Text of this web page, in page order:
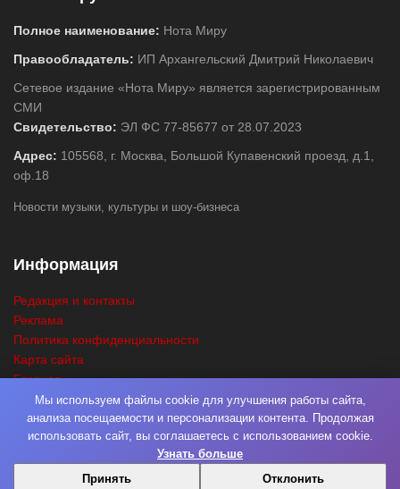
Полное наименование: Нота Миру
Правообладатель: ИП Архангельский Дмитрий Николаевич
Сетевое издание «Нота Миру» является зарегистрированным
СМИ
Свидетельство: ЭЛ ФС 77-85677 от 28.07.2023
Адрес: 105568, г. Москва, Большой Купавенский проезд, д.1,
оф.18
Новости музыки, культуры и шоу-бизнеса
Информация
Редакция и контакты
Реклама
Политика конфиденциальности
Карта сайта
Главная
Поиск
© 2026Нота Миру. РазработкаФабрика Медиа Мьюзик. Все права
Мы используем файлы cookie для улучшения работы сайта,
анализа посещаемости и персонализации контента. Продолжая
использовать сайт, вы соглашаетесь с использованием cookie.
Узнать больше
Принять
Отклонить